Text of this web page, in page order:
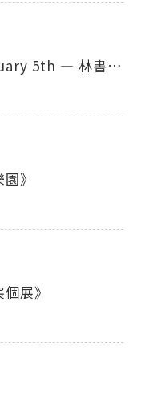
展覽︰《小寒之前 Before January 5th — 林書妍小個展2》
》
展》